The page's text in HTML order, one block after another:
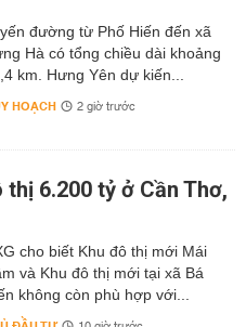
đường từ Phố Hiến đến xã
Hà có tổng chiều dài khoảng
km. Hưng Yên dự kiến...
HOẠCH 2 giờ trước
6.200 tỷ ở Cần Thơ,
cho biết Khu đô thị mới Mái
và Khu đô thị mới tại xã Bá
không còn phù hợp với...